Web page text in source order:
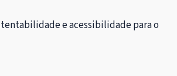
e acessibilidade para o